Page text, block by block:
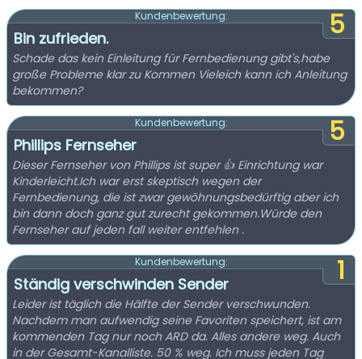
5
Kundenbewertung:
Bin zufrieden.
Schade das kein Einleitung für Fernbedienung gibt's,habe
große Probleme klar zu Kommen Vieleich kann ich Anleitung
bekommen?
5
Kundenbewertung:
Phillips Fernseher
Dieser Fernseher von Phillips ist super 👍 Einrichtung war
Kinderleicht.Ich war erst skeptisch wegen der
Fernbedienung, die ist zwar gewöhnungsbedürftig aber ich
bin dann doch ganz gut zurecht gekommen.Würde den
Fernseher auf jeden fall weiter entfehlen .
1
Kundenbewertung:
Ständig verschwinden Sender
Leider ist täglich die Hälfte der Sender verschwunden.
Nachdem man aufwendig seine Favoriten speichert, ist am
kommenden Tag nur noch ARD da. Alles andere weg. Auch
in der Gesamt-Kanalliste. 50 % weg. Ich muss jeden Tag